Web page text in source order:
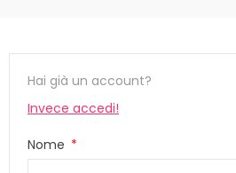
Hai già un account?
Invece accedi!
Nome